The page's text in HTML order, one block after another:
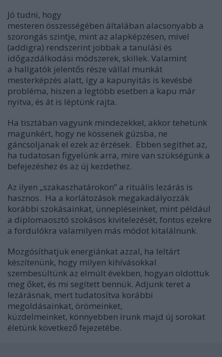
Jó tudni, hogy
mesteren összességében általában alacsonyabb a
szorongás szintje, mint az alapképzésen, mivel
(addigra) rendszerint jobbak a tanulási és
időgazdálkodási módszerek, skillek. Valamint
a hallgatók jelentős része vállal munkát
mesterképzés alatt, így a kapunyitás is kevésbé
probléma, hiszen a legtöbb esetben a kapu már
nyitva, és át is léptünk rajta.
Ha tisztában vagyunk mindezekkel, akkor tehetünk
magunkért, hogy ne kössenek gúzsba, ne
gáncsoljanak el ezek az érzések. Ebben segíthet az,
ha tudatosan figyelünk arra, mire van szükségünk a
befejezéshez és az új kezdethez.
Az ilyen „szakaszhatárokon” a rituális lezárás is
hasznos. Ha a korlátozások megakadályozzák
korábbi szokásainkat, ünnepléseinket, mint például
a diplomaosztó szokásos kivitelezését, fontos ezekre
a fordulókra valamilyen más módot kitalálnunk.
Mozgósíthatjuk energiánkat azzal, ha leltárt
készítenünk, hogy milyen kihívásokkal
szembesültünk az elmúlt években, hogyan oldottuk
meg őket, és mi segített bennük. Adjunk teret a
lezárásnak, mert tudatosítva korábbi
megoldásainkat, örömeinket,
küzdelmeinket, könnyebben írunk majd új sorokat
életünk következő fejezetébe.